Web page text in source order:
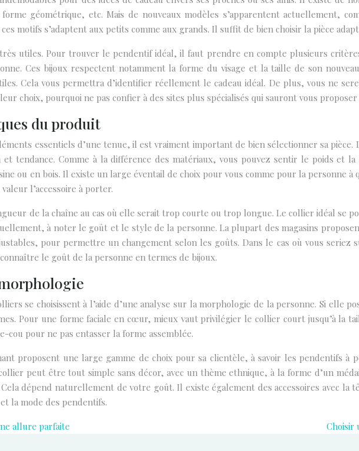
géométrique, etc. Mais de nouveaux modèles s’apparentent actuellement,
motifs s’adaptent aux petits comme aux grands. Il suffit de bien choisir la pièce
utiles. Pour trouver le pendentif idéal, il faut prendre en compte plusieurs
Ces bijoux respectent notamment la forme du visage et la taille de son
Cela vous permettra d’identifier réellement le cadeau idéal. De plus, vous ne
choix, pourquoi ne pas confier à des sites plus spécialisés qui sauront vous
du produit
essentiels d’une tenue, il est vraiment important de bien sélectionner sa
tendance. Comme à la différence des matériaux, vous pouvez sentir le poids et la
ou en bois. Il existe un large éventail de choix pour vous comme pour la personne
l’accessoire à porter.
de la chaîne au cas où elle serait trop courte ou trop longue. Le collier idéal se
à noter le goût et le style de la personne. La plupart des magasins
pour permettre un changement selon les goûts. Dans le cas où vous seriez
le goût de la personne en termes de bijoux.
se choisissent à l’aide d’une analyse sur la morphologie de la personne. Si elle
Pour une forme faciale en cœur, mieux vaut privilégier le collier court jusqu’à la
pour ne pas entasser la forme assemblée.
proposent une large gamme de choix pour sa clientèle, à savoir les pendentifs
peut être tout simple sans décor, avec un thème ethnique, à la forme d’un
dépend naturellement de votre goût. Il existe également des accessoires avec la
la mode des pendentifs.
allure parfaite Choisir